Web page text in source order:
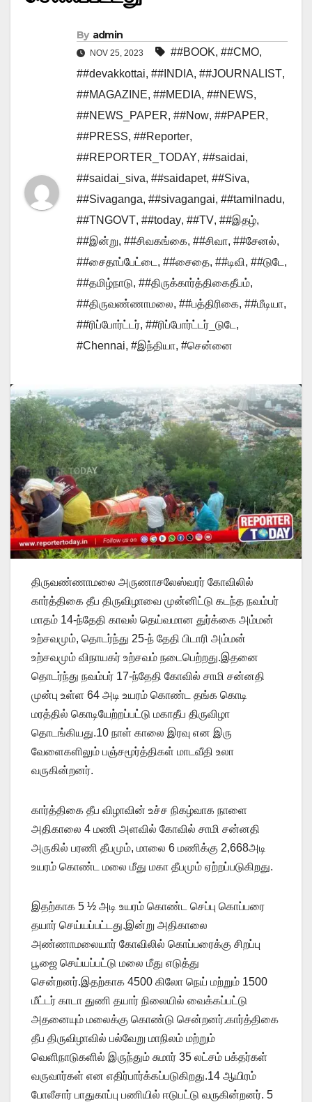
By admin
NOV 25, 2023 ##BOOK, ##CMO,
##devakkottai, ##INDIA, ##JOURNALIST,
##MAGAZINE, ##MEDIA, ##NEWS,
##NEWS_PAPER, ##Now, ##PAPER,
##PRESS, ##Reporter,
##REPORTER_TODAY, ##saidai,
##saidai_siva, ##saidapet, ##Siva,
##Sivaganga, ##sivagangai, ##tamilnadu,
##TNGOVT, ##today, ##TV, ##இதழ்,
##இன்று, ##சிவகங்கை, ##சிவா, ##சேனல்,
##சைதாப்பேட்டை , ##சைதை, ##டிவி, ##டுடே ,
##தமிழ்நாடு, ##திருக்கார்த்திகைதீபம்,
##திருவண்ணாமலை, ##பத்திரிகை, ##மீடியா,
##ரிப்போர்ட்டர், ##ரிப்போர்ட்டர்_டுடே ,
#Chennai, #இந்தியா, #சென்னை
திருவண்ணாமலை அருணாசலேஸ்வரர் கோவிலில்
கார்த்திகை தீப திருவிழாவை முன்னிட்டு கடந்த நவம்பர்
மாதம் 14-ந்தேதி காவல் தெய்வமான துர்க்கை அம்மன்
உற்சவமும், தொடர்ந்து 25-ந் தேதி பிடாரி அம்மன்
உற்சவமும் விநாயகர் உற்சவம் நடைபெற்றது.இதனை
தொடர்ந்து நவம்பர் 17-ந்தேதி கோவில் சாமி சன்னதி
முன்பு உள்ள 64 அடி உயரம் கொண்ட தங்க கொடி
மரத்தில் கொடியேற்றப்பட்டு மகாதீப திருவிழா
தொடங்கியது.10 நாள் காலை இரவு என இரு
வேளைகளிலும் பஞ்சமூர்த்திகள் மாடவீதி உலா
வருகின்றனர்.
கார்த்திகை தீப விழாவின் உச்ச நிகழ்வாக நாளை
அதிகாலை 4 மணி அளவில் கோவில் சாமி சன்னதி
அருகில் பரணி தீபமும், மாலை 6 மணிக்கு 2,668அடி
உயரம் கொண்ட மலை மீது மகா தீபமும் ஏற்றப்படுகிறது.
இதற்காக 5 ½ அடி உயரம் கொண்ட செப்பு கொப்பரை
தயார் செய்யப்பட்டது.இன்று அதிகாலை
அண்ணாமலையார் கோவிலில் கொப்பரைக்கு சிறப்பு
பூஜை செய்யப்பட்டு மலை மீது எடுத்து
சென்றனர்.இதற்காக 4500 கிலோ நெய் மற்றும் 1500
மீட்டர் காடா துணி தயார் நிலையில் வைக்கப்பட்டு
அதனையும் மலைக்கு கொண்டு சென்றனர்.கார்த்திகை
தீப திருவிழாவில் பல்வேறு மாநிலம் மற்றும்
வெளிநாடுகளில் இருந்தும் சுமார் 35 லட்சம் பக்தர்கள்
வருவார்கள் என எதிர்பார்க்கப்படுகிறது.14 ஆயிரம்
போலீசார் பாதுகாப்பு பணியில் ஈடுபட்டு வருகின்றனர். 5